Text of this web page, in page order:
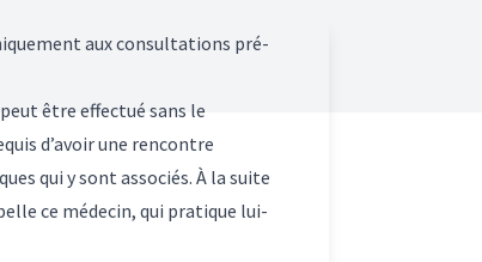
aux consultations pré-
être effectué sans le
d’avoir une rencontre
qui y sont associés. À la suite
ce médecin, qui pratique lui-